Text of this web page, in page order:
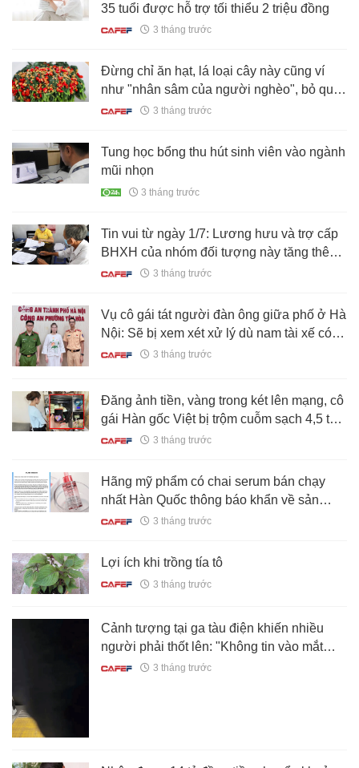
35 tuổi được hỗ trợ tối thiểu 2 triệu đồng
3 tháng trước
Đừng chỉ ăn hạt, lá loại cây này cũng ví
như "nhân sâm của người nghèo", bỏ qua
quá phí
3 tháng trước
Tung học bổng thu hút sinh viên vào ngành
mũi nhọn
3 tháng trước
Tin vui từ ngày 1/7: Lương hưu và trợ cấp
BHXH của nhóm đối tượng này tăng thêm
8%
3 tháng trước
Vụ cô gái tát người đàn ông giữa phố ở Hà
Nội: Sẽ bị xem xét xử lý dù nam tài xế có
đề nghị hay không
3 tháng trước
Đăng ảnh tiền, vàng trong két lên mạng, cô
gái Hàn gốc Việt bị trộm cuỗm sạch 4,5 tỷ
đồng
3 tháng trước
Hãng mỹ phẩm có chai serum bán chạy
nhất Hàn Quốc thông báo khẩn về sản
phẩm bị thu hồi ở Việt Nam
3 tháng trước
Lợi ích khi trồng tía tô
3 tháng trước
Cảnh tượng tại ga tàu điện khiến nhiều
người phải thốt lên: "Không tin vào mắt
mình!"
3 tháng trước